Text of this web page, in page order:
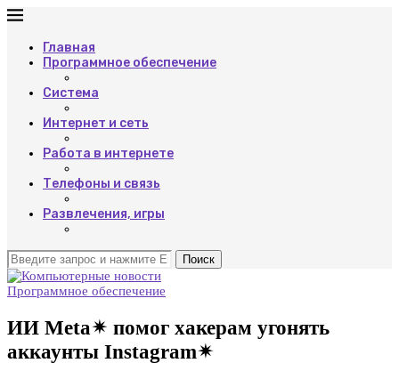
Главная
Программное обеспечение
Система
Интернет и сеть
Работа в интернете
Телефоны и связь
Развлечения, игры
Поиск
Программное обеспечение
ИИ Meta✴ помог хакерам угонять
аккаунты Instagram✴